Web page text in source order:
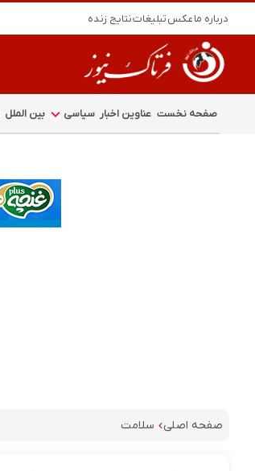
درباره ماعکستبلیغاتنتایج زنده
صفحه نخست عناوین اخبار سیاسی بین الملل
صفحه اصلی سلامت